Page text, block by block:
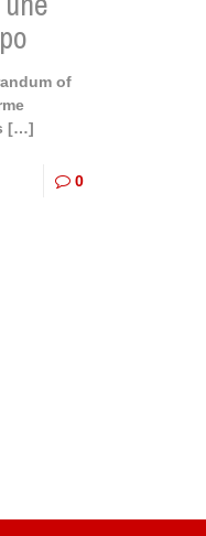
of
[…]
0